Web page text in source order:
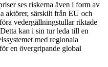
ses riskerna även i form av
aktörer, särskilt från EU och
vedergällningstullar riktade
kan i sin tur leda till en
med regionala
en övergripande global